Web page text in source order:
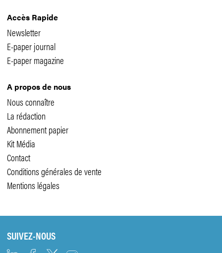
Accès Rapide
Newsletter
E-paper journal
E-paper magazine
A propos de nous
Nous connaître
La rédaction
Abonnement papier
Kit Média
Contact
Conditions générales de vente
Mentions légales
SUIVEZ-NOUS